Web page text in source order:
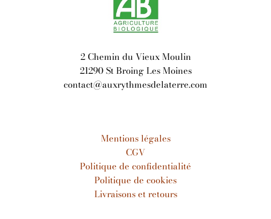
2 Chemin du Vieux Moulin
21290 St Broing Les Moines
contact@auxrythmesdelaterre.com
Mentions légales
CGV
Politique de confidentialité
Politique de cookies
Livraisons et retours